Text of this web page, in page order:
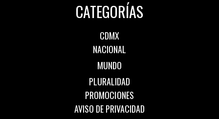
CATEGORÍAS
CDMX
NACIONAL
MUNDO
PLURALIDAD
PROMOCIONES
AVISO DE PRIVACIDAD